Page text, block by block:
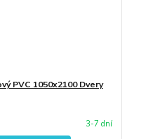
PVC 1050x2100 Dvery
3-7 dní